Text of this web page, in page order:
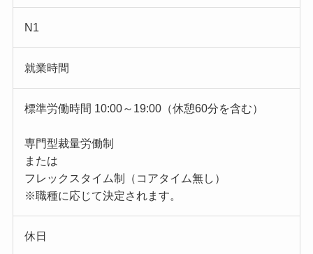
N1
就業時間
標準労働時間 10:00～19:00（休憩60分を含む）
専門型裁量労働制
または
フレックスタイム制（コアタイム無し）
※職種に応じて決定されます。
休日